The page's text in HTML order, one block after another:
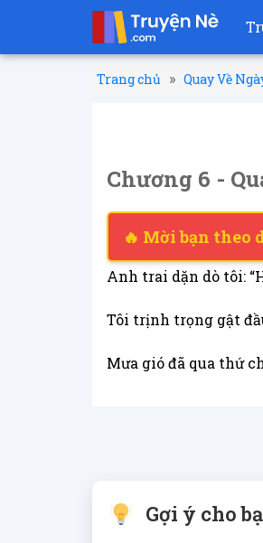
Trang chủ » Quay Về
Chương 6 -
🔥 Mời bạn theo
Anh trai dặn dò tôi:
Tôi trịnh trọng gật
Mưa gió đã qua thứ
Gợi ý cho